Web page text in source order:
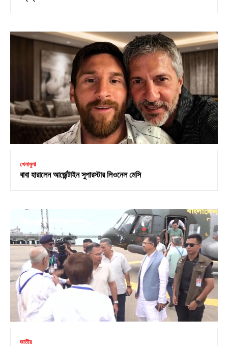
খেলাধুলা
বাবা হারালেন আর্জেন্টাইন সুপারস্টার লিওনেল মেসি
জাতীয়